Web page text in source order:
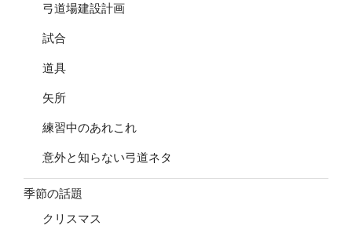
弓道場建設計画
試合
道具
矢所
練習中のあれこれ
意外と知らない弓道ネタ
季節の話題
クリスマス